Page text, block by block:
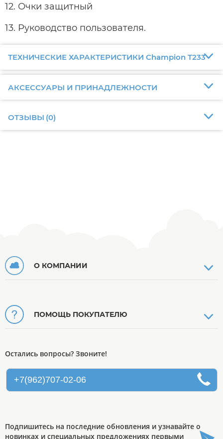
12. Очки защитный
13. Руководство пользователя.
ТЕХНИЧЕСКИЕ ХАРАКТЕРИСТИКИ Champion T233
АКСЕССУАРЫ И ПРИНАДЛЕЖНОСТИ
ОТЗЫВЫ (0)
О КОМПАНИИ
ПОМОЩЬ ПОКУПАТЕЛЮ
Остались вопросы? Звоните!
+7(962)707-02-06
Подпишитесь на последние обновления и узнавайте о
новинках и специальных предложениях первыми